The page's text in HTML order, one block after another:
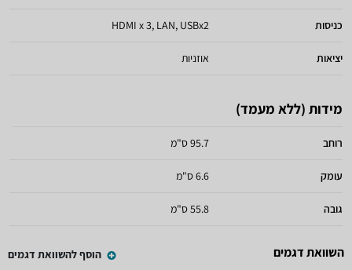
כניסות HDMI x 3, LAN, USBx2
יציאות אוזניות
מידות (ללא מעמד)
רוחב 95.7 ס"מ
עומק 6.6 ס"מ
גובה 55.8 ס"מ
השוואת דגמים הוסף להשוואת דגמים